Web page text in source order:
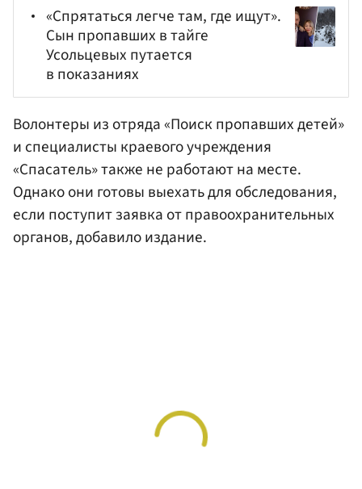
«Спрятаться легче там, где ищут».
Сын пропавших в тайге
Усольцевых путается
в показаниях
Волонтеры из отряда «Поиск пропавших детей»
и специалисты краевого учреждения
«Спасатель» также не работают на месте.
Однако они готовы выехать для обследования,
если поступит заявка от правоохранительных
органов, добавило издание.